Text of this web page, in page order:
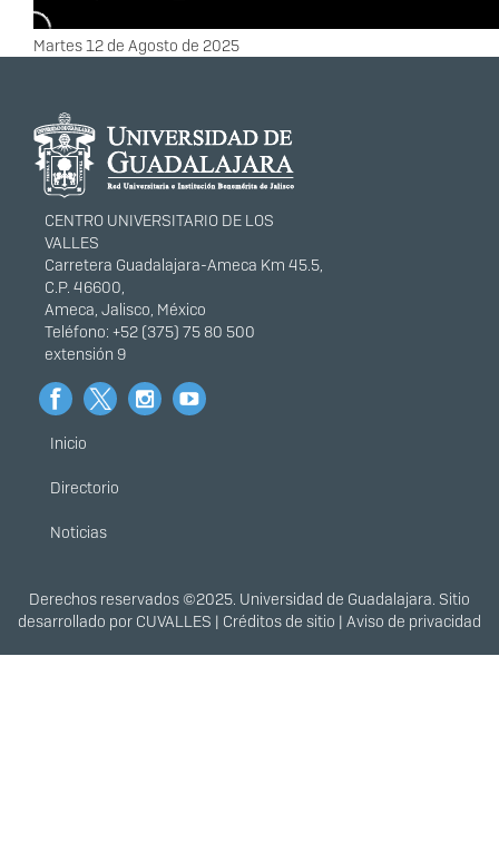
Fecha
Martes 12 de Agosto de 2025
Información del
portal
CENTRO UNIVERSITARIO DE LOS
VALLES
Carretera Guadalajara-Ameca Km 45.5,
C.P. 46600,
Ameca, Jalisco, México
Teléfono: +52 (375) 75 80 500
extensión 9
Menú
principal
Inicio
Directorio
Noticias
Derechos
Derechos reservados ©2025. Universidad de Guadalajara. Sitio
desarrollado por CUVALLES | Créditos de sitio | Aviso de privacidad